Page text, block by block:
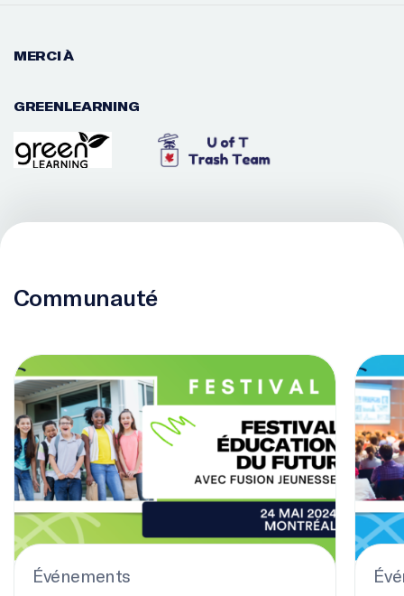
MERCI À
GREENLEARNING
Communauté
Festival Éducation du Futur
Événements